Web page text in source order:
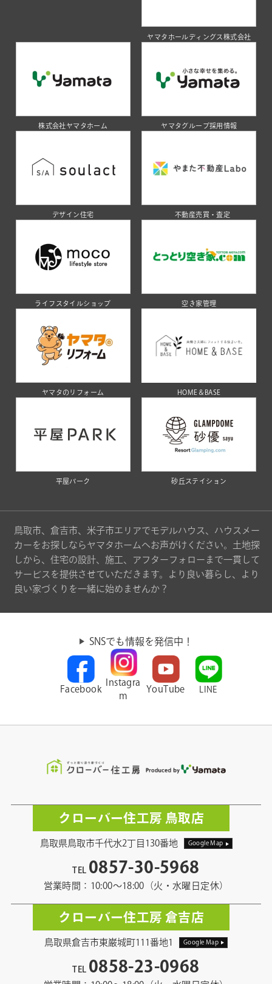
ヤマタホールディングス株式会社
株式会社ヤマタホーム ヤマタグループ採用情報
デザイン住宅 不動産売買・査定
ライフスタイルショップ 空き家管理
ヤマタのリフォーム HOME＆BASE
平屋パーク 砂丘ステイション
鳥取市、倉吉市、米子市エリアでモデルハウス、ハウスメー
カーをお探しならヤマタホームへお声がけください。土地探
しから、住宅の設計、施工、アフターフォローまで一貫して
サービスを提供させていただきます。より良い暮らし、より
良い家づくりを一緒に始めませんか？
SNSでも情報を発信中！
Facebook
Instagra
m
YouTube LINE
クローバー住工房 鳥取店
鳥取県鳥取市千代水2丁目130番地 Google Map
TEL 0857-30-5968
営業時間：10:00〜18:00（火・水曜日定休）
クローバー住工房 倉吉店
鳥取県倉吉市東巌城町111番地1 Google Map
TEL 0858-23-0968